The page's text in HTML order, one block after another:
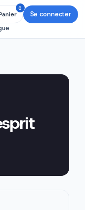
0
Se connecter